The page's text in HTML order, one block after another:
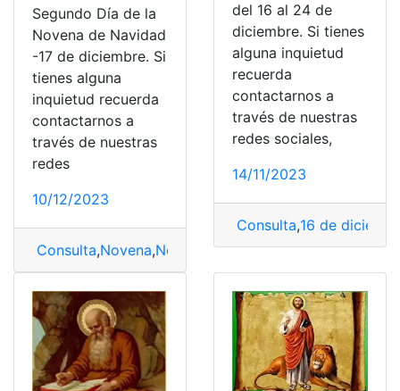
Segundo Día de la
Novena de Navidad
-17 de diciembre. Si
tienes alguna
inquietud recuerda
contactarnos a
través de nuestras
redes
10/12/2023
Consulta,Novena,Novena de Navidad,Segundo Día
del 16 al 24 de
diciembre. Si tienes
alguna inquietud
recuerda
contactarnos a
través de nuestras
redes sociales,
14/11/2023
Consulta,16 de